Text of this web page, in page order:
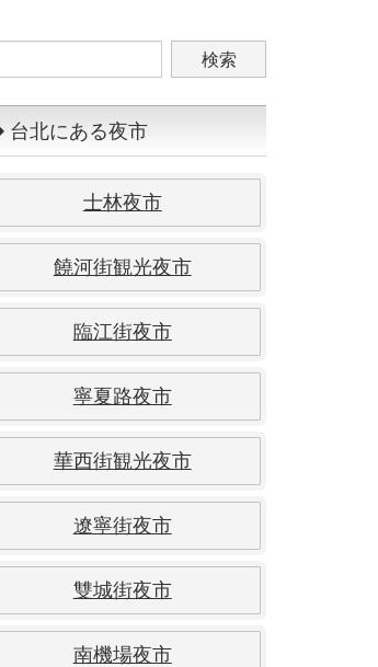
台北にある夜市
士林夜市
饒河街観光夜市
臨江街夜市
寧夏路夜市
華西街観光夜市
遼寧街夜市
雙城街夜市
南機場夜市